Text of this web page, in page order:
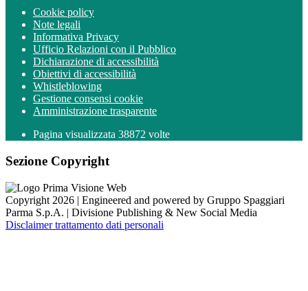
Cookie policy
Note legali
Informativa Privacy
Ufficio Relazioni con il Pubblico
Dichiarazione di accessibilità
Obiettivi di accessibilità
Whistleblowing
Gestione consensi cookie
Amministrazione trasparente
Pagina visualizzata 38872 volte
Sezione Copyright
Copyright 2026 | Engineered and powered by Gruppo Spaggiari
Parma S.p.A. | Divisione Publishing & New Social Media
Disclaimer trattamento dati personali